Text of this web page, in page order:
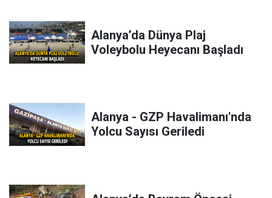
Alanya’da Dünya Plaj
Voleybolu Heyecanı Başladı
Alanya - GZP Havalimanı'nda
Yolcu Sayısı Geriledi